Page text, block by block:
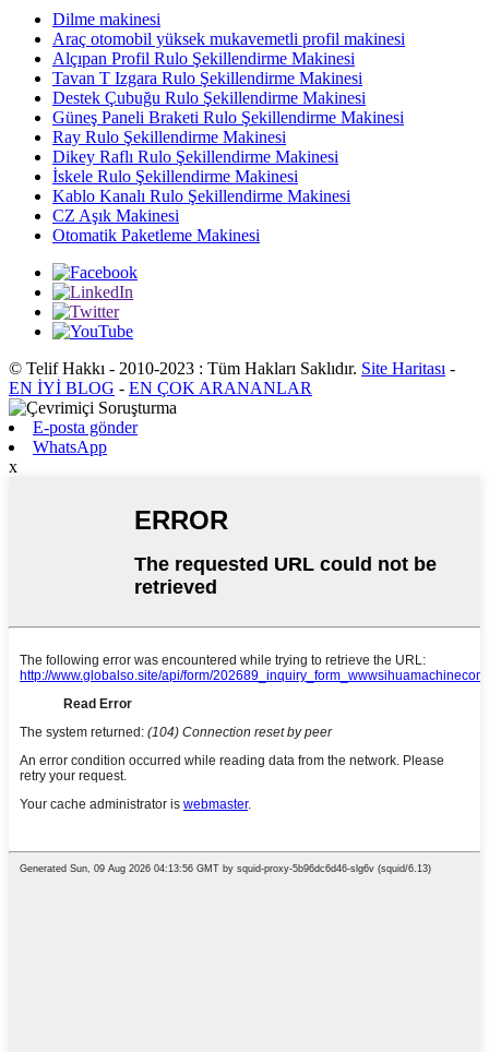
Dilme makinesi
Araç otomobil yüksek mukavemetli profil makinesi
Alçıpan Profil Rulo Şekillendirme Makinesi
Tavan T Izgara Rulo Şekillendirme Makinesi
Destek Çubuğu Rulo Şekillendirme Makinesi
Güneş Paneli Braketi Rulo Şekillendirme Makinesi
Ray Rulo Şekillendirme Makinesi
Dikey Raflı Rulo Şekillendirme Makinesi
İskele Rulo Şekillendirme Makinesi
Kablo Kanalı Rulo Şekillendirme Makinesi
CZ Aşık Makinesi
Otomatik Paketleme Makinesi
© Telif Hakkı - 2010-2023 : Tüm Hakları Saklıdır. Site Haritası -
EN İYİ BLOG - EN ÇOK ARANANLAR
E-posta gönder
WhatsApp
x